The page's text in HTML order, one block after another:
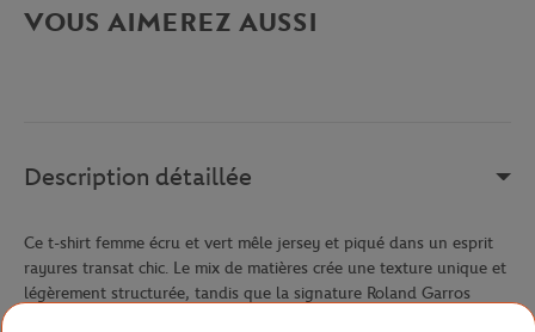
VOUS AIMEREZ AUSSI
Description détaillée
Ce t-shirt femme écru et vert mêle jersey et piqué dans un esprit
rayures transat chic. Le mix de matières crée une texture unique et
légèrement structurée, tandis que la signature Roland Garros